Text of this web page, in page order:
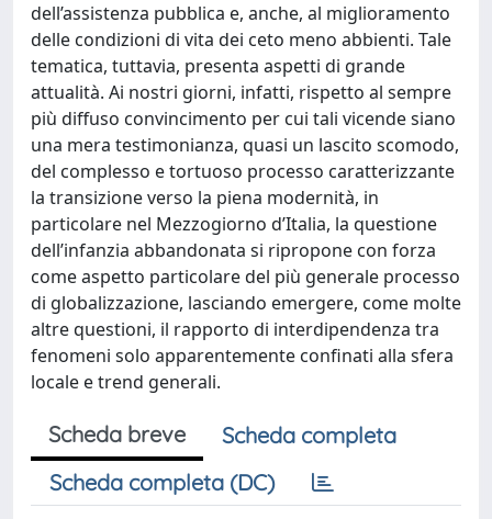
dell’assistenza pubblica e, anche, al miglioramento
delle condizioni di vita dei ceto meno abbienti. Tale
tematica, tuttavia, presenta aspetti di grande
attualità. Ai nostri giorni, infatti, rispetto al sempre
più diffuso convincimento per cui tali vicende siano
una mera testimonianza, quasi un lascito scomodo,
del complesso e tortuoso processo caratterizzante
la transizione verso la piena modernità, in
particolare nel Mezzogiorno d’Italia, la questione
dell’infanzia abbandonata si ripropone con forza
come aspetto particolare del più generale processo
di globalizzazione, lasciando emergere, come molte
altre questioni, il rapporto di interdipendenza tra
fenomeni solo apparentemente confinati alla sfera
locale e trend generali.
Scheda breve
Scheda completa
Scheda completa (DC)